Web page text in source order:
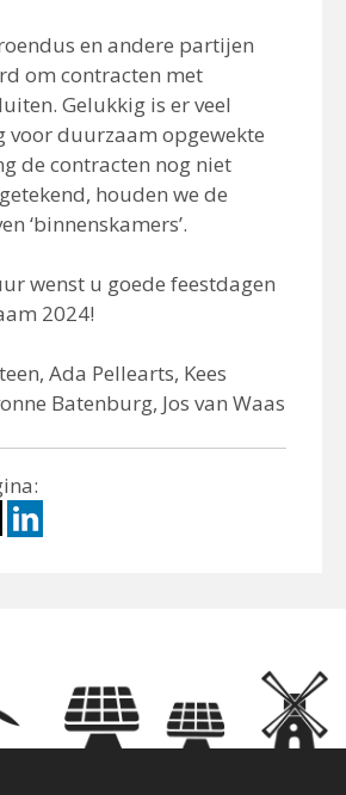
en andere partijen
om contracten met
Gelukkig is er veel
voor duurzaam opgewekte
de contracten nog niet
houden we de
‘binnenskamers’.
wenst u goede feestdagen
2024!
Ada Pellearts, Kees
Batenburg, Jos van Waas